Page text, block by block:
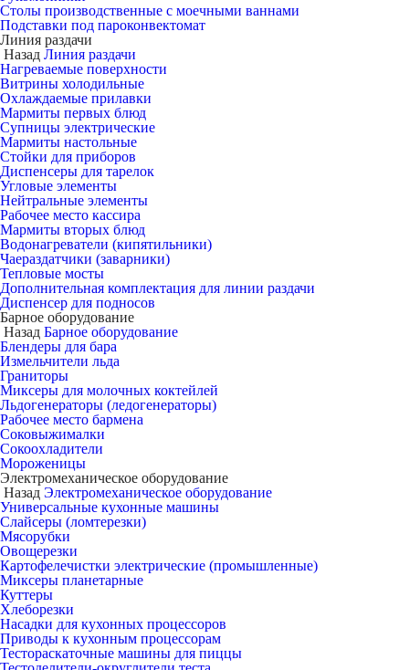
Столы производственные с моечными ваннами
Подставки под пароконвектомат
Линия раздачи
Назад Линия раздачи
Нагреваемые поверхности
Витрины холодильные
Охлаждаемые прилавки
Мармиты первых блюд
Супницы электрические
Мармиты настольные
Стойки для приборов
Диспенсеры для тарелок
Угловые элементы
Нейтральные элементы
Рабочее место кассира
Мармиты вторых блюд
Водонагреватели (кипятильники)
Чаераздатчики (заварники)
Тепловые мосты
Дополнительная комплектация для линии раздачи
Диспенсер для подносов
Барное оборудование
Назад Барное оборудование
Блендеры для бара
Измельчители льда
Граниторы
Миксеры для молочных коктейлей
Льдогенераторы (ледогенераторы)
Рабочее место бармена
Соковыжималки
Сокоохладители
Мороженицы
Электромеханическое оборудование
Назад Электромеханическое оборудование
Универсальные кухонные машины
Слайсеры (ломтерезки)
Мясорубки
Овощерезки
Картофелечистки электрические (промышленные)
Миксеры планетарные
Куттеры
Хлеборезки
Насадки для кухонных процессоров
Приводы к кухонным процессорам
Тестораскаточные машины для пиццы